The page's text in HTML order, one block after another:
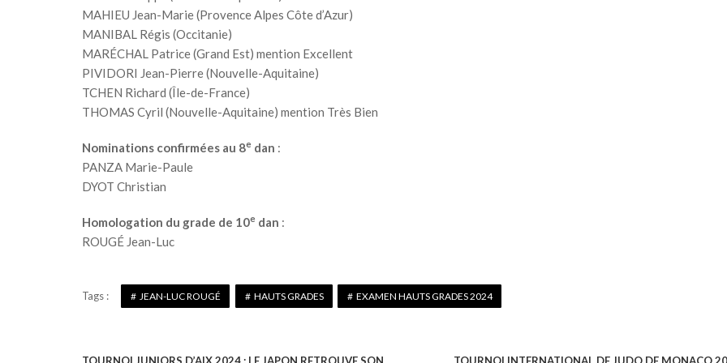
MAHIEU Jean-Marie (Provence Alpes Côte d’Azur)
MANIBAL Régis (Occitanie)
MARÉCHAL Patrice (Grand Est) mention Excellent
PIVIDORI Jean-Pierre (Nouvelle-Aquitaine)
TCHEN Richard (Île-de-France)
THOMAS Cyril (Nouvelle-Aquitaine) mention Très Bien
Nominations confirmées au 8e dan :
PANZA Marie-Paule
DYOT Christian
Homologation du grade de 10e dan :
ROUGÉ Jean-Luc
Tags : JEAN-LUC ROUGÉ HAUTS GRADES EXAMEN HAUTS GRADES 2024